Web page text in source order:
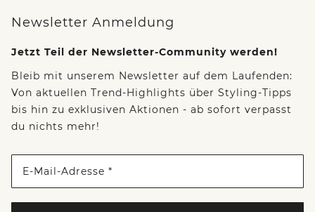
Newsletter Anmeldung
Jetzt Teil der Newsletter-Community werden!
Bleib mit unserem Newsletter auf dem Laufenden:
Von aktuellen Trend-Highlights über Styling-Tipps
bis hin zu exklusiven Aktionen - ab sofort verpasst
du nichts mehr!
E-Mail-Adresse *